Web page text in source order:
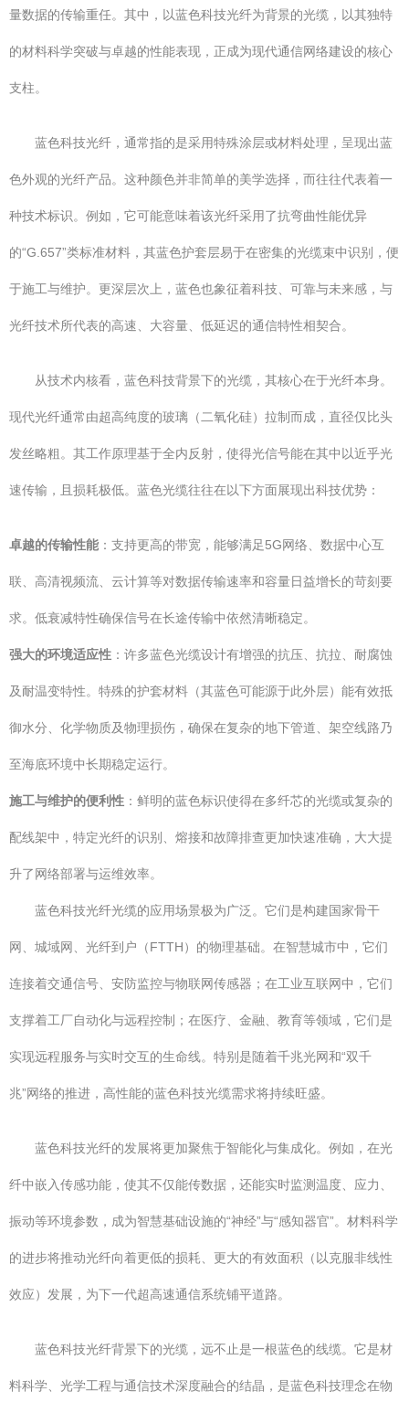
量数据的传输重任。其中，以蓝色科技光纤为背景的光缆，以其独特
的材料科学突破与卓越的性能表现，正成为现代通信网络建设的核心
支柱。
蓝色科技光纤，通常指的是采用特殊涂层或材料处理，呈现出蓝
色外观的光纤产品。这种颜色并非简单的美学选择，而往往代表着一
种技术标识。例如，它可能意味着该光纤采用了抗弯曲性能优异
的“G.657”类标准材料，其蓝色护套层易于在密集的光缆束中识别，便
于施工与维护。更深层次上，蓝色也象征着科技、可靠与未来感，与
光纤技术所代表的高速、大容量、低延迟的通信特性相契合。
从技术内核看，蓝色科技背景下的光缆，其核心在于光纤本身。
现代光纤通常由超高纯度的玻璃（二氧化硅）拉制而成，直径仅比头
发丝略粗。其工作原理基于全内反射，使得光信号能在其中以近乎光
速传输，且损耗极低。蓝色光缆往往在以下方面展现出科技优势：
卓越的传输性能 ：支持更高的带宽，能够满足5G网络、数据中心互
联、高清视频流、云计算等对数据传输速率和容量日益增长的苛刻要
求。低衰减特性确保信号在长途传输中依然清晰稳定。
强大的环境适应性 ：许多蓝色光缆设计有增强的抗压、抗拉、耐腐蚀
及耐温变特性。特殊的护套材料（其蓝色可能源于此外层）能有效抵
御水分、化学物质及物理损伤，确保在复杂的地下管道、架空线路乃
至海底环境中长期稳定运行。
施工与维护的便利性 ：鲜明的蓝色标识使得在多纤芯的光缆或复杂的
配线架中，特定光纤的识别、熔接和故障排查更加快速准确，大大提
升了网络部署与运维效率。
蓝色科技光纤光缆的应用场景极为广泛。它们是构建国家骨干
网、城域网、光纤到户（FTTH）的物理基础。在智慧城市中，它们
连接着交通信号、安防监控与物联网传感器；在工业互联网中，它们
支撑着工厂自动化与远程控制；在医疗、金融、教育等领域，它们是
实现远程服务与实时交互的生命线。特别是随着千兆光网和“双千
兆”网络的推进，高性能的蓝色科技光缆需求将持续旺盛。
蓝色科技光纤的发展将更加聚焦于智能化与集成化。例如，在光
纤中嵌入传感功能，使其不仅能传数据，还能实时监测温度、应力、
振动等环境参数，成为智慧基础设施的“神经”与“感知器官”。材料科学
的进步将推动光纤向着更低的损耗、更大的有效面积（以克服非线性
效应）发展，为下一代超高速通信系统铺平道路。
蓝色科技光纤背景下的光缆，远不止是一根蓝色的线缆。它是材
料科学、光学工程与通信技术深度融合的结晶，是蓝色科技理念在物